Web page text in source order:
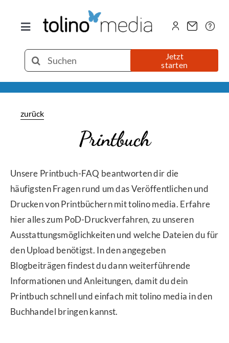
Inhalt
Toggle
Selfpublishing
Printbuch
Über uns
Blog
Suche
nach:
Jetzt
starten
zurück
Printbuch
Unsere Printbuch-FAQ beantworten dir die
häufigsten Fragen rund um das Veröffentlichen und
Drucken von Printbüchern mit tolino media. Erfahre
hier alles zum PoD-Druckverfahren, zu unseren
Ausstattungsmöglichkeiten und welche Dateien du für
den Upload benötigst. In den angegeben
Blogbeiträgen findest du dann weiterführende
Informationen und Anleitungen, damit du dein
Printbuch schnell und einfach mit tolino media in den
Buchhandel bringen kannst.